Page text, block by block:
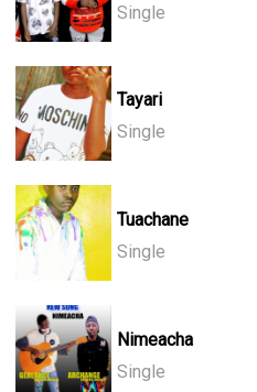
Single
Tayari
Single
Tuachane
Single
Nimeacha
Single